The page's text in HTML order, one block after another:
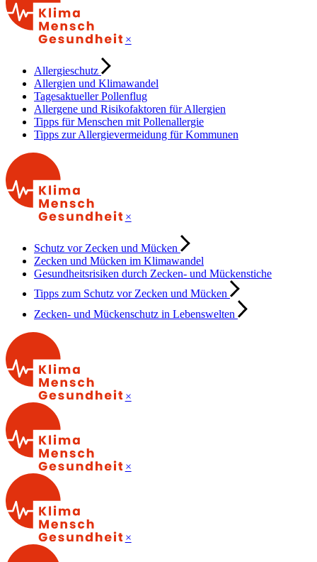
×
Allergieschutz
Allergien und Klimawandel
Tagesaktueller Pollenflug
Allergene und Risikofaktoren für Allergien
Tipps für Menschen mit Pollenallergie
Tipps zur Allergievermeidung für Kommunen
×
Schutz vor Zecken und Mücken
Zecken und Mücken im Klimawandel
Gesundheitsrisiken durch Zecken- und Mückenstiche
Tipps zum Schutz vor Zecken und Mücken
Zecken- und Mückenschutz in Lebenswelten
×
×
×